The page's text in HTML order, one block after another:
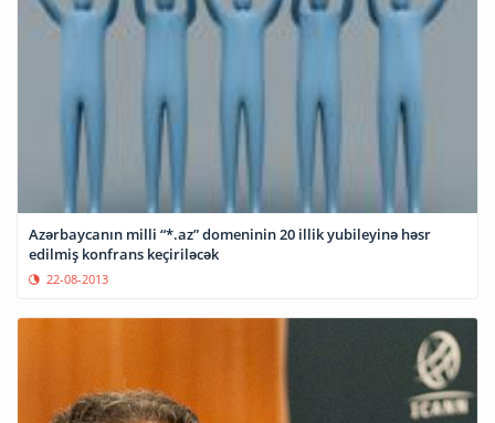
Azərbaycanın milli “*.az” domeninin 20 illik yubileyinə həsr
edilmiş konfrans keçiriləcək
22-08-2013